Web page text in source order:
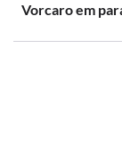
Vorcaro em